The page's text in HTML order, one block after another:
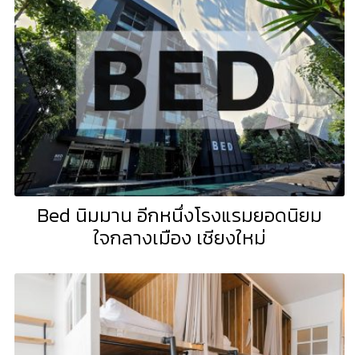
Bed นิมมาน อีกหนึ่งโรงแรมยอดนิยม
ใจกลางเมือง เชียงใหม่